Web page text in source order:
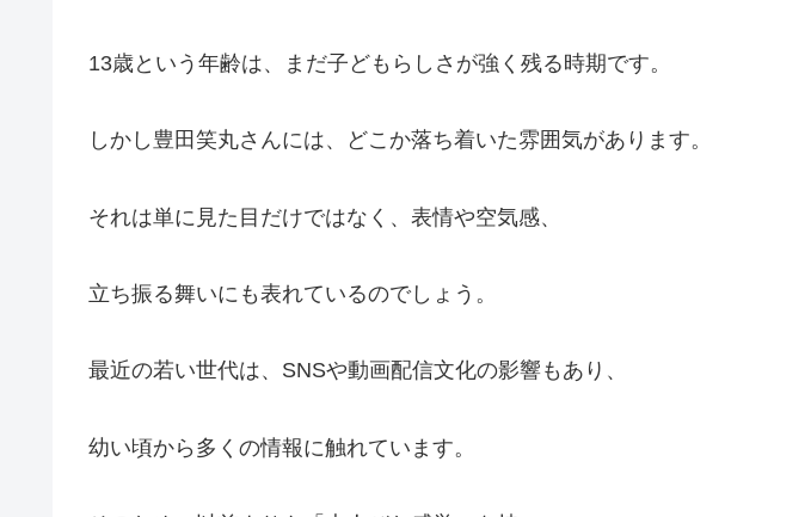
13歳という年齢は、まだ子どもらしさが強く残る時期です。
しかし豊田笑丸さんには、どこか落ち着いた雰囲気があります。
それは単に見た目だけではなく、表情や空気感、
立ち振る舞いにも表れているのでしょう。
最近の若い世代は、SNSや動画配信文化の影響もあり、
幼い頃から多くの情報に触れています。